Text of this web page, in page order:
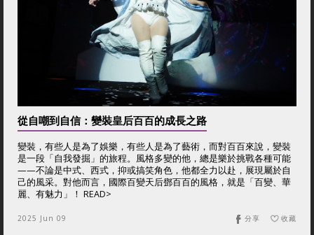
從自嘲到自信：變裝皇后百百的成長之路
變裝，有些人是為了娛樂，有些人是為了藝術，而對百百來說，變裝
是一段「自我發掘」的旅程。風格多變的他，總是樂於挑戰各種可能
——不論是中式、西式，抑或搞笑角色，他都全力以赴，展現屬於自
己的風采。對他而言，國際百變天后鄧百百的風格，就是「百變、華
麗、有魅力」！ READ>
2025 Jun 09 收藏
分享